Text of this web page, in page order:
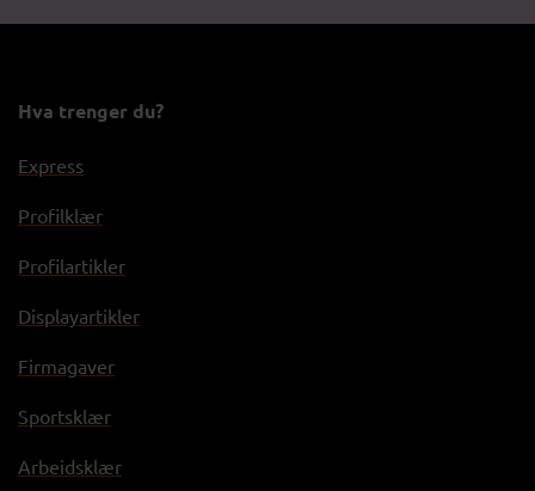
Hva trenger du?
Express
Profilklær
Profilartikler
Displayartikler
Firmagaver
Sportsklær
Arbeidsklær